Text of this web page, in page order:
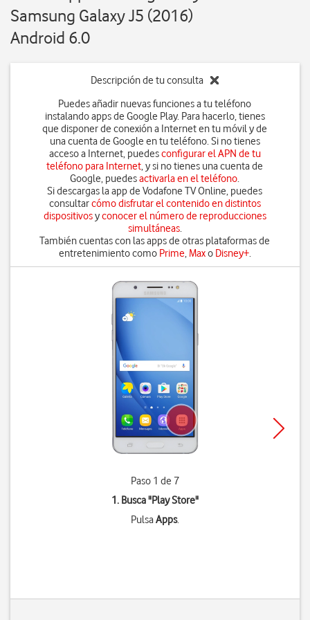
Samsung Galaxy J5 (2016)
Android 6.0
Descripción de tu consulta
Puedes añadir nuevas funciones a tu teléfono
instalando apps de Google Play. Para hacerlo, tienes
que disponer de conexión a Internet en tu móvil y de
una cuenta de Google en tu teléfono. Si no tienes
acceso a Internet, puedesconfigurar el APN de tu
teléfono para Internet, y si no tienes una cuenta de
Google, puedesactivarla en el teléfono.
Si descargas la app de Vodafone TV Online, puedes
consultarcómo disfrutar el contenido en distintos
dispositivosyconocer el número de reproducciones
simultáneas.
También cuentas con las apps de otras plataformas de
entretenimiento como Prime, Maxo Disney+.
Paso 1 de 7
1. Busca "Play Store"
PulsaApps.